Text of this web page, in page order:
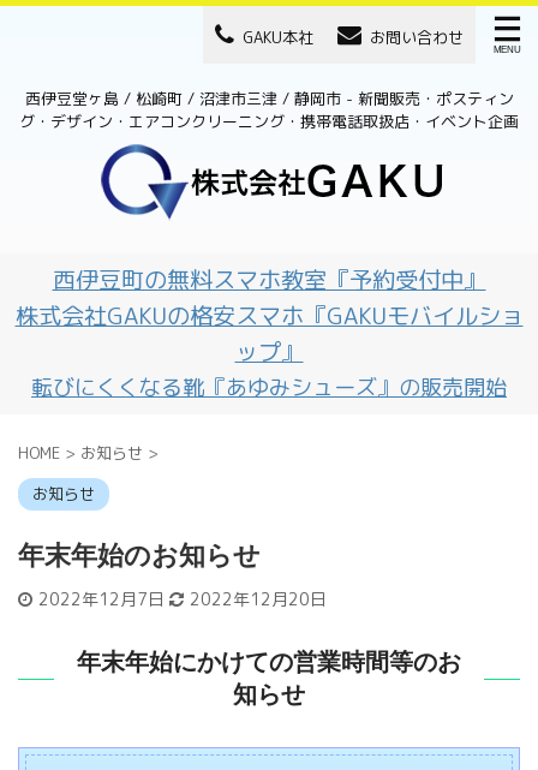
GAKU本社 お問い合わせ
西伊豆堂ヶ島 / 松崎町 / 沼津市三津 / 静岡市 - 新聞販売・ポスティン
グ・デザイン・エアコンクリーニング・携帯電話取扱店・イベント企画
西伊豆町の無料スマホ教室『予約受付中』
株式会社GAKUの格安スマホ『GAKUモバイルショ
ップ』
転びにくくなる靴『あゆみシューズ』の販売開始
HOME > お知らせ >
お知らせ
年末年始のお知らせ
2022年12月7日 2022年12月20日
年末年始にかけての営業時間等のお
知らせ